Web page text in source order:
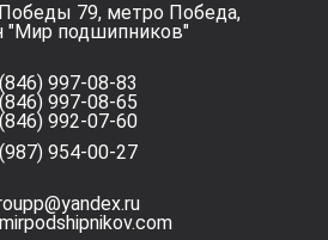
Победы 79, метро Победа,
"Мир подшипников"
997-08-83
997-08-65
992-07-60
954-00-27